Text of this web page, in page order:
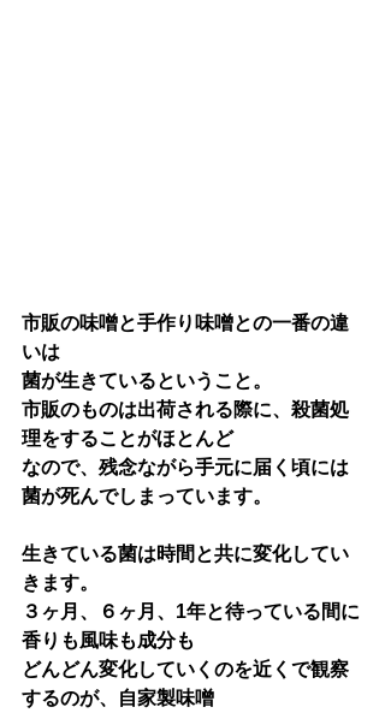
市販の味噌と手作り味噌との一番の違
いは
菌が生きているということ。
市販のものは出荷される際に、殺菌処
理をすることがほとんど
なので、残念ながら手元に届く頃には
菌が死んでしまっています。
生きている菌は時間と共に変化してい
きます。
３ヶ月、６ヶ月、1年と待っている間に
香りも風味も成分も
どんどん変化していくのを近くで観察
するのが、自家製味噌